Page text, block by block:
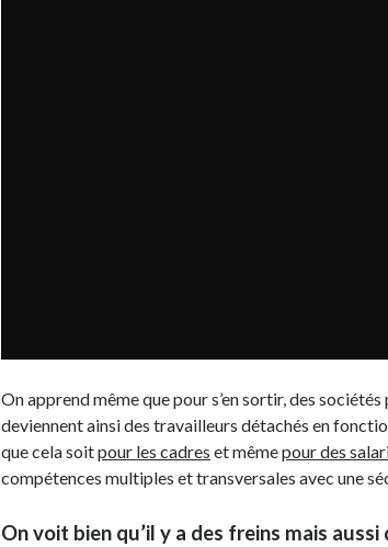
On apprend même que pour s’en sortir, des
deviennent ainsi des travailleurs détachés en
que cela soitpour les cadres et mêmepour des
compétences multiples et transversales avec une
On voit bien qu’il y a des freins mais